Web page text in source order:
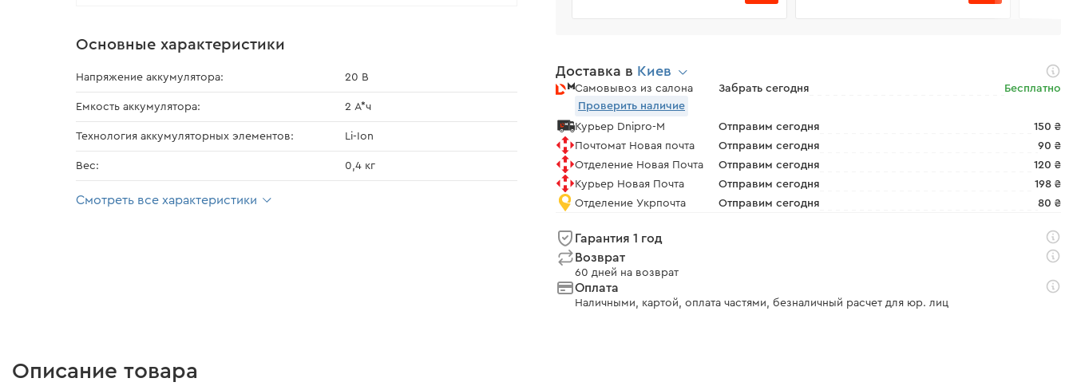
Доставка в Киев
Самовывоз из салона Забрать сегодня
Бесплатно
Проверить наличие
Курьер Dnipro-M
Отправим сегодня
150 ₴
Почтомат Новая почта
Отправим сегодня
90 ₴
Отделение Новая Почта
Отправим сегодня
120 ₴
Курьер Новая Почта
Отправим сегодня
198 ₴
Отделение Укрпочта
Отправим сегодня 80 ₴
Гарантия 1 год
Возврат
60 дней на возврат
Оплата
Наличными, картой, оплата частями, безналичный расчет для юр. лиц
Основные характеристики
Напряжение аккумулятора: 20 В
Емкость аккумулятора: 2 А*ч
Технология аккумуляторных элементов: Li-Ion
Вес: 0,4 кг
Смотреть все характеристики
Описание товара